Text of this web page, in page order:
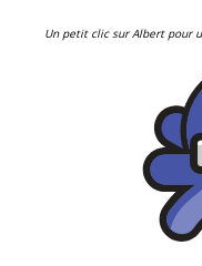
Un petit clic sur Albert pour